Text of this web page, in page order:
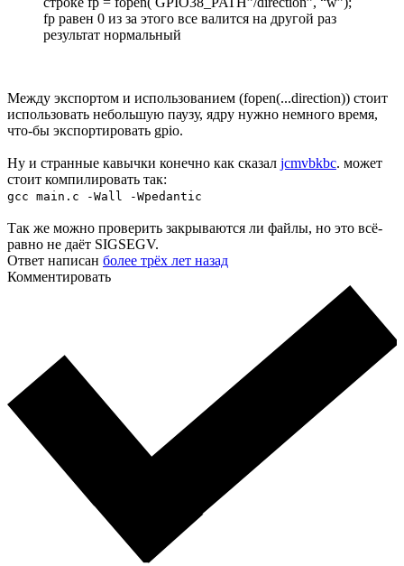
fp равен 0 из за этого все валится на другой раз
результат нормальный
Между экспортом и использованием (fopen(...direction)) стоит
использовать небольшую паузу, ядру нужно немного время,
что-бы экспортировать gpio.
Ну и странные кавычки конечно как сказал jcmvbkbc. может
стоит компилировать так:
gcc main.c -Wall -Wpedantic
Так же можно проверить закрываются ли файлы, но это всё-
равно не даёт SIGSEGV.
Ответ написан более трёх лет назад
Комментировать